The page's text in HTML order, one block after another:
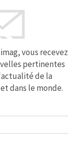
vous recevez
pertinentes
de la
dans le monde.